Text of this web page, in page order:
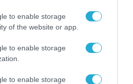
to enable storage
of the website or app.
to enable storage
to enable storage